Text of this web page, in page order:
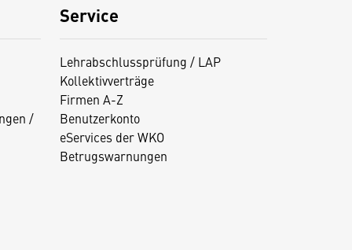
/
Service
Lehrabschlussprüfung / LAP
Kollektivverträge
Firmen A-Z
Benutzerkonto
eServices der WKO
Betrugswarnungen